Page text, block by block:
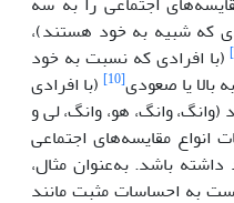
که شبیه به خود هستند)،
(با افرادی که نسبت به خود
بالا یا صعودی[10]
(با افرادی
وانگ، هو، وانگ، لی و
انواع مقایسه‌های اجتماعی
داشته باشد. به‌عنوان مثال،
به احساسات مثبت مانند